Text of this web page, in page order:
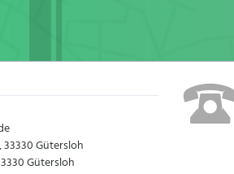
33330 Gütersloh
Gütersloh